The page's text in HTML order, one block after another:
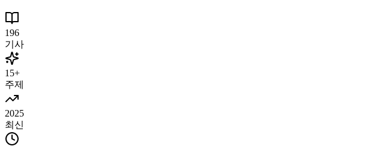
196
기사
15+
주제
2025
최신